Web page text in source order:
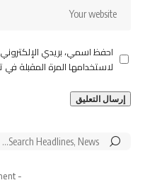
احفظ اسمي، بريدي
لاستخدامها المرة المقبلة
Search
- Advertisement -